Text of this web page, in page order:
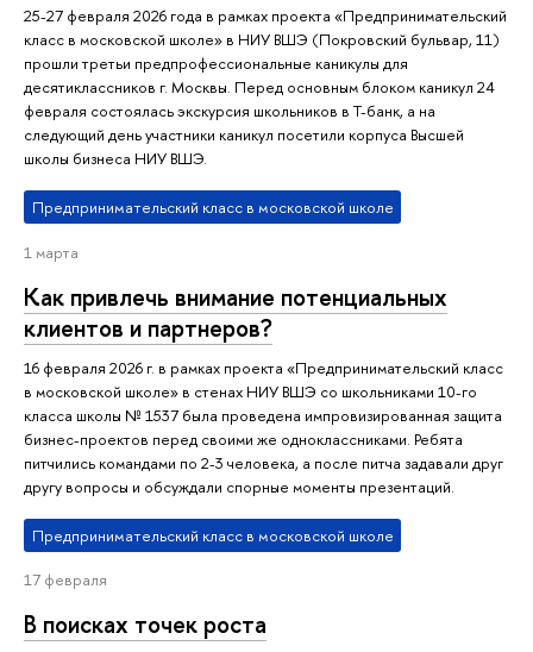
25-27 февраля 2026 года в рамках проекта «Предпринимательский
класс в московской школе» в НИУ ВШЭ (Покровский бульвар, 11)
прошли третьи предпрофессиональные каникулы для
десятиклассников г. Москвы. Перед основным блоком каникул 24
февраля состоялась экскурсия школьников в Т-банк, а на
следующий день участники каникул посетили корпуса Высшей
школы бизнеса НИУ ВШЭ.
Предпринимательский класс в московской школе
1 марта
Как привлечь внимание потенциальных
клиентов и партнеров?
16 февраля 2026 г. в рамках проекта «Предпринимательский класс
в московской школе» в стенах НИУ ВШЭ со школьниками 10-го
класса школы № 1537 была проведена импровизированная защита
бизнес-проектов перед своими же одноклассниками. Ребята
питчились командами по 2-3 человека, а после питча задавали друг
другу вопросы и обсуждали спорные моменты презентаций.
Предпринимательский класс в московской школе
17 февраля
В поисках точек роста